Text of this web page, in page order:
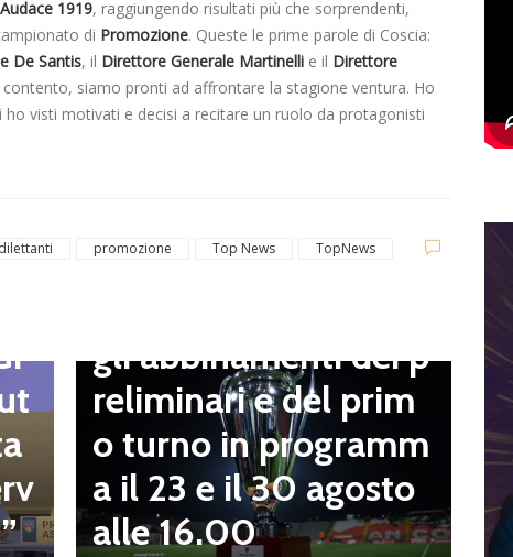
Audace 1919, raggiungendo risultati più che sorprendenti,
di Promozione. Queste le prime parole di Coscia:
De Santis, il Direttore Generale Martinelli e il Direttore
siamo pronti ad affrontare la stagione ventura. Ho
visti motivati e decisi a recitare un ruolo da protagonisti
dilettanti promozione Top News TopNews
gli abbinamenti dei p
reliminari e del prim
o turno in programm
a il 23 e il 30 agosto
alle 16.00